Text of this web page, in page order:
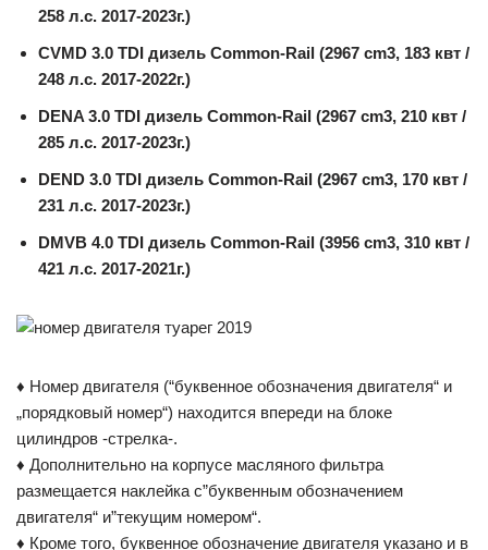
258 л.с. 2017-2023г.)
CVMD 3.0 TDI дизель Common-Rail (2967 cm3, 183 квт /
248 л.с. 2017-2022г.)
DENA 3.0 TDI дизель Common-Rail (2967 cm3, 210 квт /
285 л.с. 2017-2023г.)
DEND 3.0 TDI дизель Common-Rail (2967 cm3, 170 квт /
231 л.с. 2017-2023г.)
DMVB 4.0 TDI дизель Common-Rail (3956 cm3, 310 квт /
421 л.с. 2017-2021г.)
♦ Номер двигателя (“буквенное обозначения двигателя“ и
„порядковый номер“) находится впереди на блоке
цилиндров -стрелка-.
♦ Дополнительно на корпусе масляного фильтра
размещается наклейка с”буквенным обозначением
двигателя“ и”текущим номером“.
♦ Кроме того, буквенное обозначение двигателя указано и в